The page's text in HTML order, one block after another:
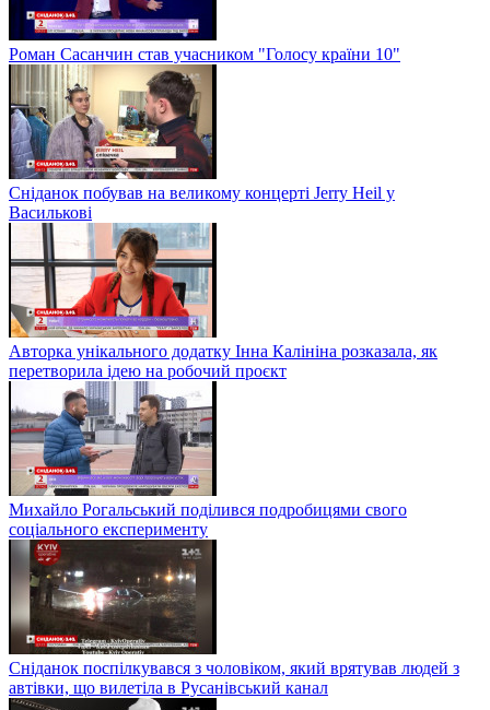
Роман Сасанчин став учасником "Голосу країни 10"
Сніданок побував на великому концерті Jerry Heil у
Василькові
Авторка унікального додатку Інна Калініна розказала, як
перетворила ідею на робочий проєкт
Михайло Рогальський поділився подробицями свого
соціального експерименту
Сніданок поспілкувався з чоловіком, який врятував людей з
автівки, що вилетіла в Русанівський канал